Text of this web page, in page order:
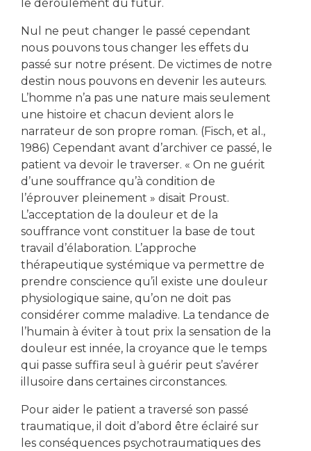
le déroulement du futur.
Nul ne peut changer le passé cependant
nous pouvons tous changer les effets du
passé sur notre présent. De victimes de notre
destin nous pouvons en devenir les auteurs.
L’homme n’a pas une nature mais seulement
une histoire et chacun devient alors le
narrateur de son propre roman. (Fisch, et al.,
1986) Cependant avant d’archiver ce passé, le
patient va devoir le traverser. « On ne guérit
d’une souffrance qu’à condition de
l’éprouver pleinement » disait Proust.
L’acceptation de la douleur et de la
souffrance vont constituer la base de tout
travail d’élaboration. L’approche
thérapeutique systémique va permettre de
prendre conscience qu’il existe une douleur
physiologique saine, qu’on ne doit pas
considérer comme maladive. La tendance de
l’humain à éviter à tout prix la sensation de la
douleur est innée, la croyance que le temps
qui passe suffira seul à guérir peut s’avérer
illusoire dans certaines circonstances.
Pour aider le patient a traversé son passé
traumatique, il doit d’abord être éclairé sur
les conséquences psychotraumatiques des